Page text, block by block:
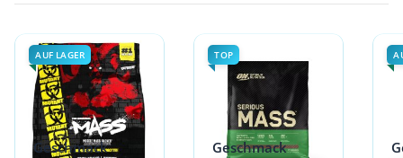
AUF LAGER
Geschmack
TOP
Geschmack